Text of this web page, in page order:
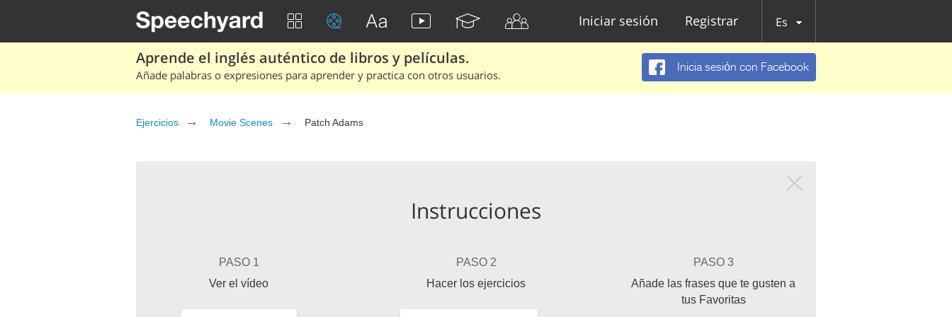
Iniciar sesión Registrar Es
Aprende el inglés auténtico de libros y películas.
Añade palabras o expresiones para aprender y practica con otros usuarios.
Inicia sesión con Facebook
Ejercicios Movie Scenes Patch Adams
Instrucciones
PASO 1
Ver el vídeo
PASO 2
Hacer los ejercicios
PASO 3
Añade las frases que te gusten a
tus Favoritas